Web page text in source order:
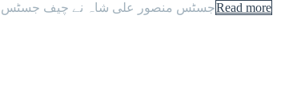
جسٹس منصور علی شاہ نے چیف جسٹس کوRead more